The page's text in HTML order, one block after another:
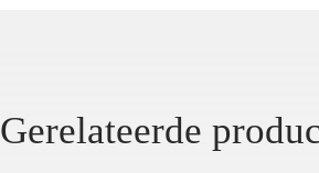
Gerelateerde